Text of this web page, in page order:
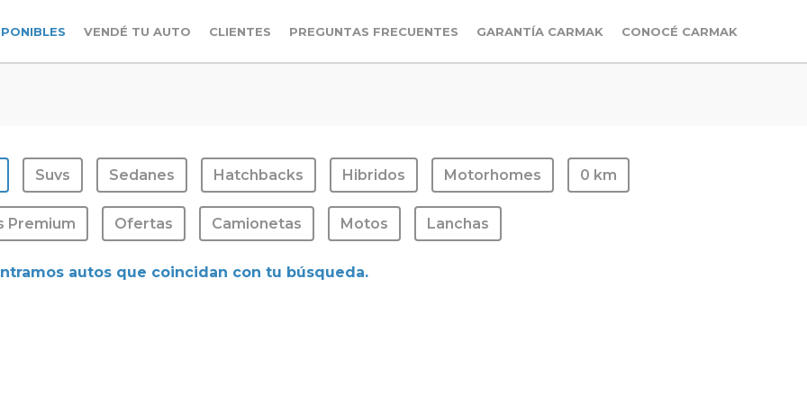
VENDÉ TU AUTO CLIENTES PREGUNTAS FRECUENTES GARANTÍA CARMAK CONOCÉ CARMAK
Suvs Sedanes Hatchbacks Hibridos Motorhomes 0 km
Premium Ofertas Camionetas Motos Lanchas
autos que coincidan con tu búsqueda.